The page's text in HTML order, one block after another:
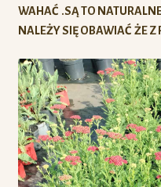
WAHAĆ .SĄ TO
NALEŻY SIĘ OBAWIAĆ ŻE Z